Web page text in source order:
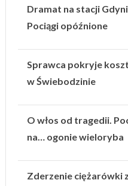
Dramat na stacji
Pociągi opóźnione
Sprawca pokryje
w Świebodzinie
O włos od tragedii.
na… ogonie wieloryba
Zderzenie ciężarówki